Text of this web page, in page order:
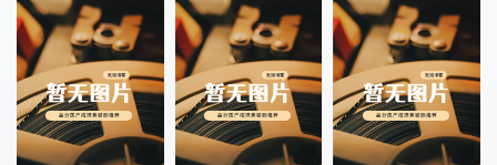
未知 未知 未知